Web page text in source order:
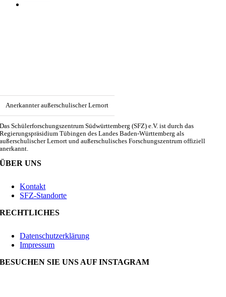
Anerkannter außerschulischer Lernort
Das Schülerforschungszentrum Südwürttemberg (SFZ) e.V. ist durch das
Regierungspräsidium Tübingen des Landes Baden-Württemberg als
außerschulischer Lernort und außerschulisches Forschungszentrum offiziell
anerkannt.
ÜBER UNS
Kontakt
SFZ-Standorte
RECHTLICHES
Datenschutzerklärung
Impressum
BESUCHEN SIE UNS AUF INSTAGRAM